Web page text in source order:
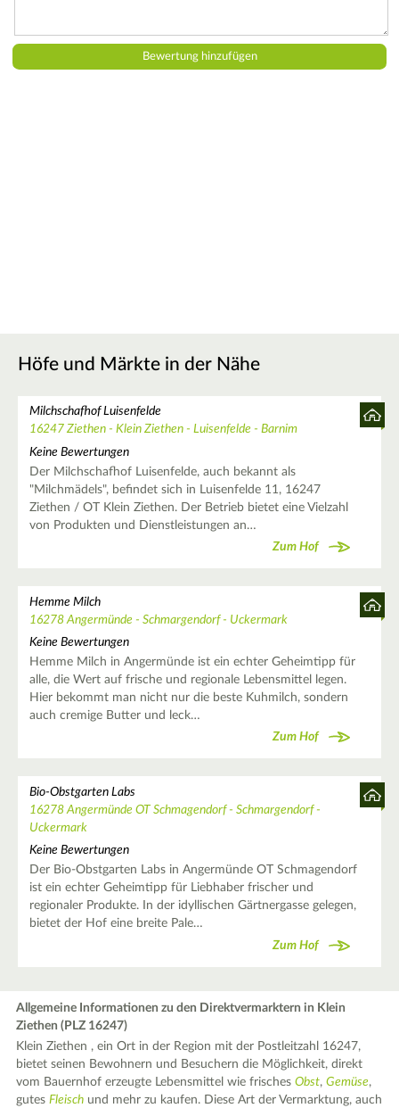
Höfe und Märkte in der Nähe
Milchschafhof Luisenfelde
16247 Ziethen - Klein Ziethen - Luisenfelde - Barnim
Keine Bewertungen
Der Milchschafhof Luisenfelde, auch bekannt als
"Milchmädels", befindet sich in Luisenfelde 11, 16247
Ziethen / OT Klein Ziethen. Der Betrieb bietet eine Vielzahl
von Produkten und Dienstleistungen an…
Zum Hof
Hemme Milch
16278 Angermünde - Schmargendorf - Uckermark
Keine Bewertungen
Hemme Milch in Angermünde ist ein echter Geheimtipp für
alle, die Wert auf frische und regionale Lebensmittel legen.
Hier bekommt man nicht nur die beste Kuhmilch, sondern
auch cremige Butter und leck…
Zum Hof
Bio-Obstgarten Labs
16278 Angermünde OT Schmagendorf - Schmargendorf -
Uckermark
Keine Bewertungen
Der Bio-Obstgarten Labs in Angermünde OT Schmagendorf
ist ein echter Geheimtipp für Liebhaber frischer und
regionaler Produkte. In der idyllischen Gärtnergasse gelegen,
bietet der Hof eine breite Pale…
Zum Hof
Allgemeine Informationen zu den Direktvermarktern in Klein
Ziethen (PLZ 16247)
Klein Ziethen , ein Ort in der Region mit der Postleitzahl 16247,
bietet seinen Bewohnern und Besuchern die Möglichkeit, direkt
vom Bauernhof erzeugte Lebensmittel wie frischesObst,Gemüse,
gutesFleisch und mehr zu kaufen. Diese Art der Vermarktung, auch